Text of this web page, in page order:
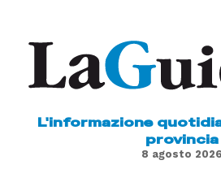
L'informazione
provincia
8 agosto 2026